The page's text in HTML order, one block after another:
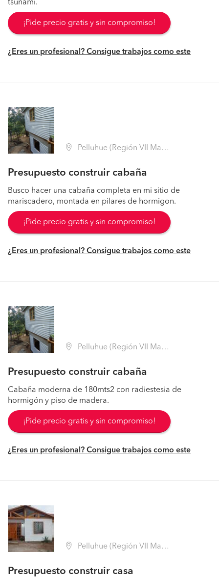
tsunami.
¡Pide precio gratis y sin compromiso!
¿Eres un profesional? Consigue trabajos como este
Pelluhue (Región VII Maule - Cauquenes)
Presupuesto construir cabaña
Busco hacer una cabaña completa en mi sitio de
mariscadero, montada en pilares de hormigon.
¡Pide precio gratis y sin compromiso!
¿Eres un profesional? Consigue trabajos como este
Pelluhue (Región VII Maule - Cauquenes)
Presupuesto construir cabaña
Cabaña moderna de 180mts2 con radiestesia de
hormigón y piso de madera.
¡Pide precio gratis y sin compromiso!
¿Eres un profesional? Consigue trabajos como este
Pelluhue (Región VII Maule - Cauquenes)
Presupuesto construir casa